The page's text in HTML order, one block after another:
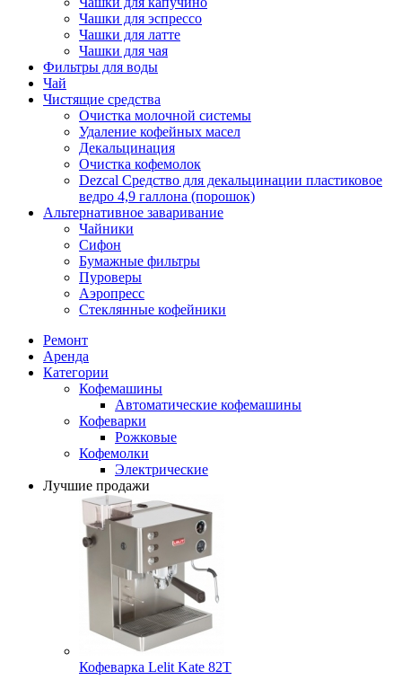
Чашки для эспрессо
Чашки для латте
Чашки для чая
Фильтры для воды
Чай
Чистящие средства
Очистка молочной системы
Удаление кофейных масел
Декальцинация
Очистка кофемолок
Dezcal Средство для декальцинации пластиковое
ведро 4,9 галлона (порошок)
Альтернативное заваривание
Чайники
Сифон
Бумажные фильтры
Пуроверы
Аэропресс
Стеклянные кофейники
Ремонт
Аренда
Категории
Кофемашины
Автоматические кофемашины
Кофеварки
Рожковые
Кофемолки
Электрические
Лучшие продажи
Кофеварка Lelit Kate 82T